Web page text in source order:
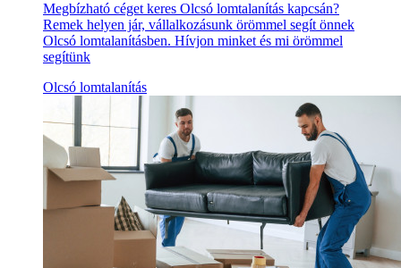
Megbízható céget keres Olcsó lomtalanítás kapcsán?
Remek helyen jár, vállalkozásunk örömmel segít önnek
Olcsó lomtalanításben. Hívjon minket és mi örömmel
segítünk
Olcsó lomtalanítás